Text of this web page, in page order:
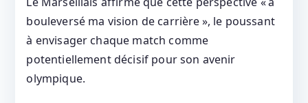
bouleversé ma vision de carrière », le poussant
à envisager chaque match comme
potentiellement décisif pour son avenir
olympique.